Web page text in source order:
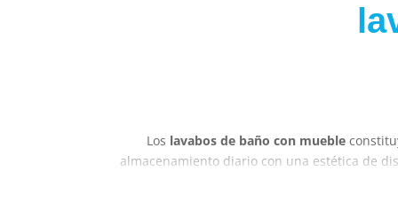
Los lavabos de baño con mueble
almacenamiento diario con una estética de
lo tanto,